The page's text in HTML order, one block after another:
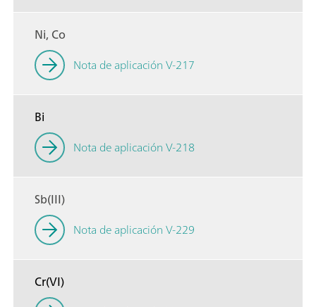
Ni, Co
Nota de aplicación V-217
Bi
Nota de aplicación V-218
Sb(III)
Nota de aplicación V-229
Cr(VI)